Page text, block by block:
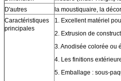
D'autres
la moustiquaire, la
Caractéristiques
principales
1. Excellent matériel
2. Extrusion de
3. Anodisée colorée ou
4. Les finitions
5. Emballage : sous-